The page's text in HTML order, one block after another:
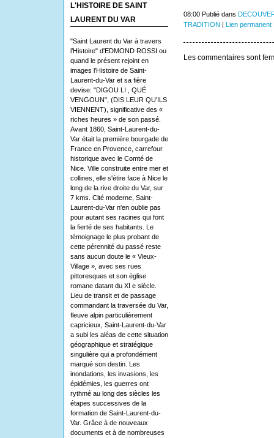
L'HISTOIRE DE SAINT
LAURENT DU VAR
"Saint Laurent du Var à travers
l’Histoire" d'EDMOND ROSSI ou
quand le présent rejoint en
images l'Histoire de Saint-
Laurent-du-Var et sa fière
devise: "DIGOU LI , QUÉ
VENGOUN", (DIS LEUR QU'ILS
VIENNENT), significative des «
riches heures » de son passé.
Avant 1860, Saint-Laurent-du-
Var était la première bourgade de
France en Provence, carrefour
historique avec le Comté de
Nice. Ville construite entre mer et
collines, elle s'étire face à Nice le
long de la rive droite du Var, sur
7 kms. Cité moderne, Saint-
Laurent-du-Var n'en oublie pas
pour autant ses racines qui font
la fierté de ses habitants. Le
témoignage le plus probant de
cette pérennité du passé reste
sans aucun doute le « Vieux-
Village », avec ses rues
pittoresques et son église
romane datant du XI e siècle.
Lieu de transit et de passage
commandant la traversée du Var,
fleuve alpin particulièrement
capricieux, Saint-Laurent-du-Var
a subi les aléas de cette situation
géographique et stratégique
singulière qui a profondément
marqué son destin. Les
inondations, les invasions, les
épidémies, les guerres ont
rythmé au long des siècles les
étapes successives de la
formation de Saint-Laurent-du-
Var. Grâce à de nouveaux
documents et à de nombreuses
08:00 Publié dans
TRADITION
Lien permanent
Les commentaires sont